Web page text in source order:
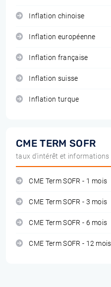
Inflation chinoise
Inflation européenne
Inflation française
Inflation suisse
Inflation turque
CME TERM SOFR
taux d'intérêt et informations
CME Term SOFR - 1 mois
CME Term SOFR - 3 mois
CME Term SOFR - 6 mois
CME Term SOFR - 12 mois